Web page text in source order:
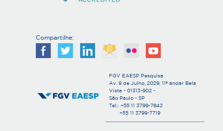
Compartilhe:
FGV EAESP Pesquisa
Av. 9 de Julho, 2029, 11º andar Bela
Vista - 01313-902 -
São Paulo - SP
Tel.: +55 11 3799-7842
+55 11 3799-7719